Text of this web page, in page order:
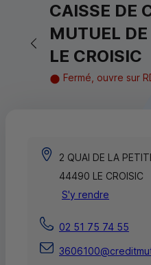
Retour vers la page
CAISSE DE
MUTUEL
LE CROISIC
Fermé, ouvre sur
2 QUAI DE LA
44490 LE CROISIC
S'y rendre
02 51 75 74 55